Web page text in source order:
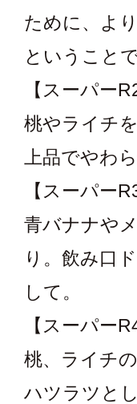
ために、よ
ということ
【スーパー
桃やライチ
上品でやわ
【スーパー
青バナナや
り。飲み口
して。
【スーパー
桃、ライチ
ハツラツと